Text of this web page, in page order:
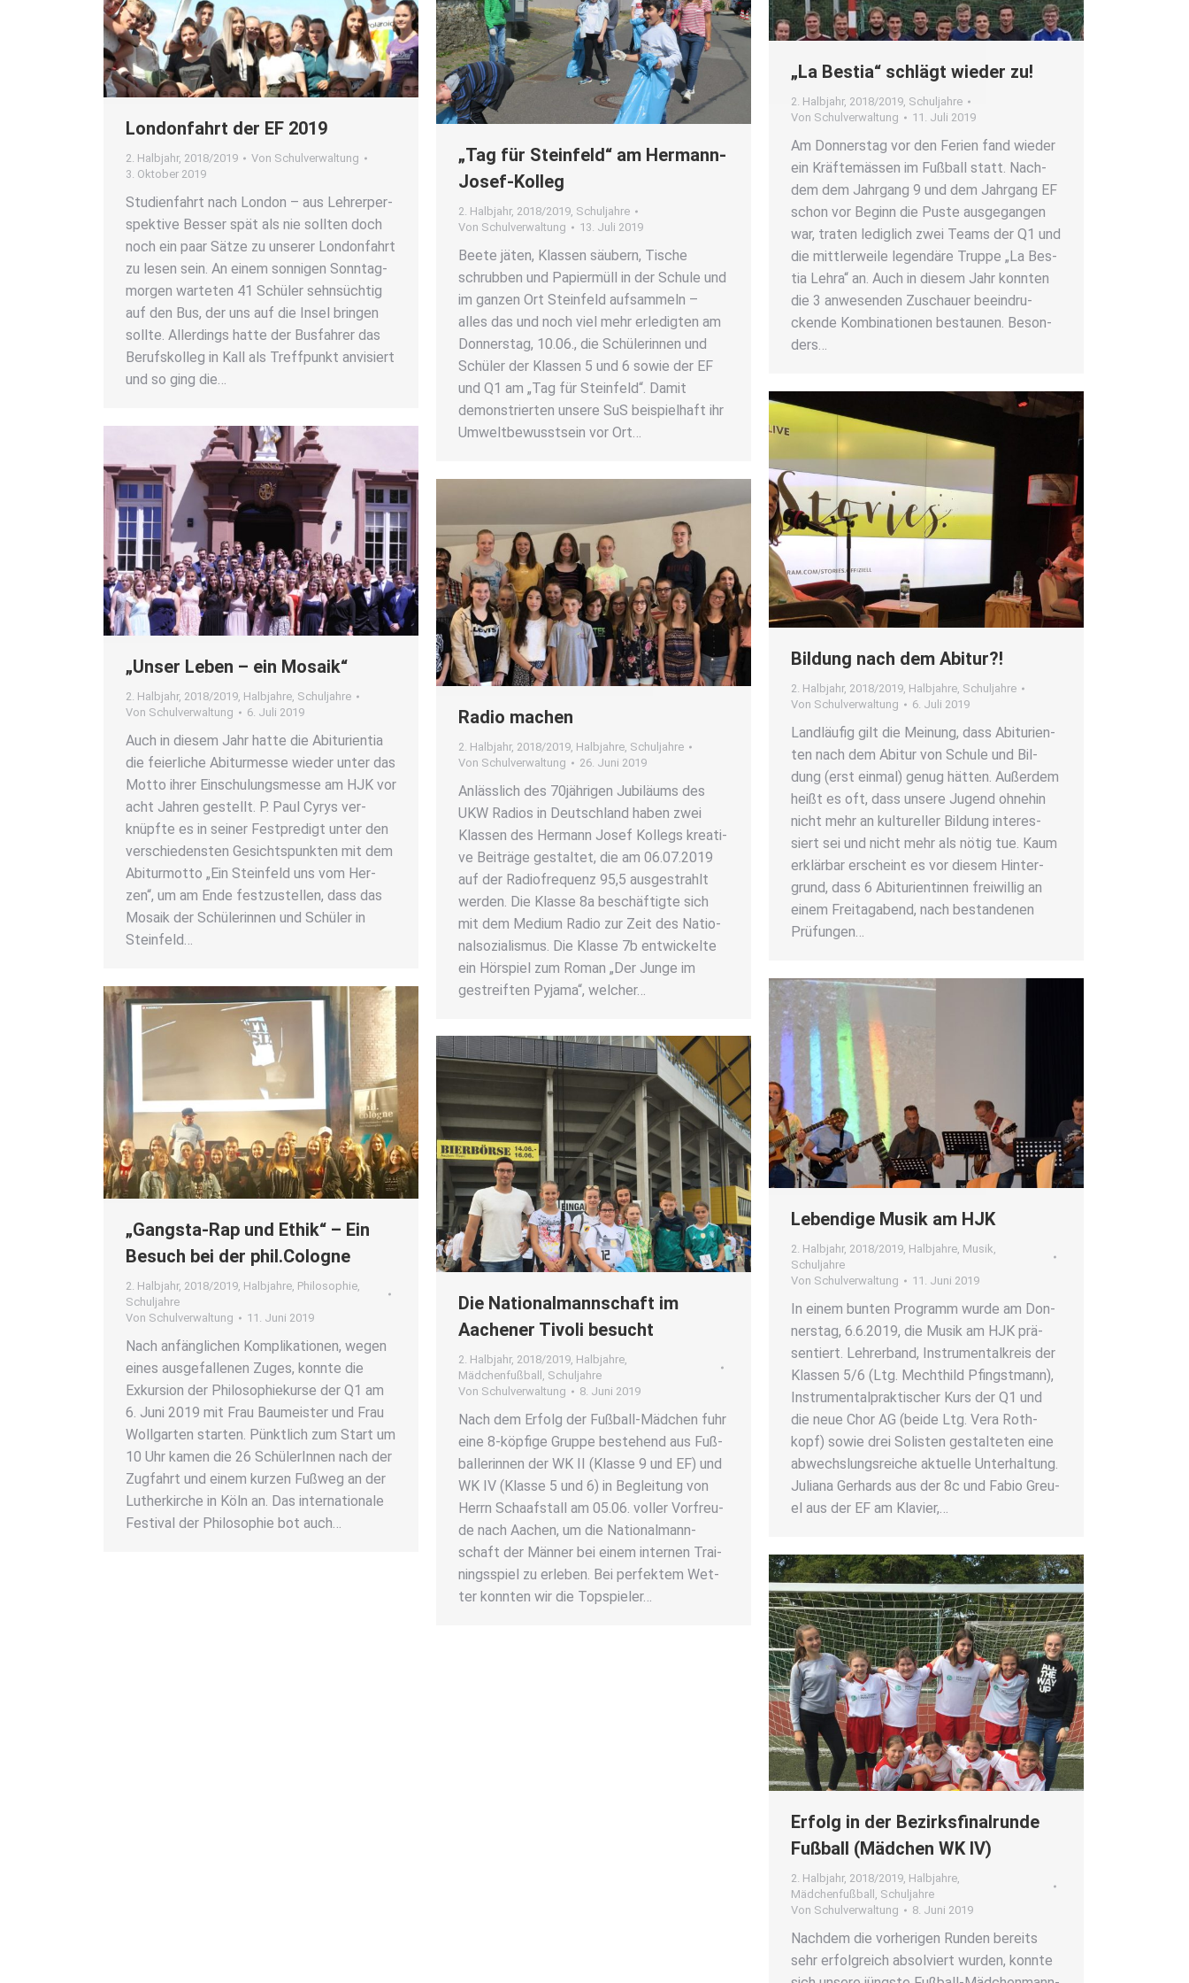
Lon­don­fahrt der EF 2019
2. Halbjahr, 2018/2019 Von Schulverwaltung
3. Oktober 2019
Stu­di­en­fahrt nach Lon­don – aus Leh­rer­per­
spek­ti­ve Bes­ser spät als nie soll­ten doch
noch ein paar Sät­ze zu unse­rer Lon­don­fahrt
zu lesen sein. An einem son­ni­gen Sonn­tag­
mor­gen war­te­ten 41 Schü­ler sehn­süch­tig
auf den Bus, der uns auf die Insel brin­gen
soll­te. Aller­dings hat­te der Bus­fah­rer das
Berufs­kol­leg in Kall als Treff­punkt anvi­siert
und so ging die…
„Tag für Stein­feld“ am Her­mann-
Josef-Kol­leg
2. Halbjahr, 2018/2019, Schuljahre
Von Schulverwaltung 13. Juli 2019
Bee­te jäten, Klas­sen säu­bern, Tische
schrub­ben und Papier­müll in der Schu­le und
im gan­zen Ort Stein­feld auf­sam­meln –
alles das und noch viel mehr erle­dig­ten am
Don­ners­tag, 10.06., die Schü­le­rin­nen und
Schü­ler der Klas­sen 5 und 6 sowie der EF
und Q1 am „Tag für Stein­feld“. Damit
demons­trier­ten unse­re SuS bei­spiel­haft ihr
Umwelt­be­wusst­sein vor Ort…
„La Bes­tia“ schlägt wie­der zu!
2. Halbjahr, 2018/2019, Schuljahre
Von Schulverwaltung 11. Juli 2019
Am Don­ners­tag vor den Feri­en fand wie­der
ein Kräf­te­mäs­sen im Fuß­ball statt. Nach­
dem dem Jahr­gang 9 und dem Jahr­gang EF
schon vor Beginn die Pus­te aus­ge­gan­gen
war, tra­ten ledig­lich zwei Teams der Q1 und
die mitt­ler­wei­le legen­dä­re Trup­pe „La Bes­
tia Lehra“ an. Auch in die­sem Jahr konn­ten
die 3 anwe­sen­den Zuschau­er beein­dru­
cken­de Kom­bi­na­tio­nen bestau­nen. Beson­
ders…
Bil­dung nach dem Abitur?!
2. Halbjahr, 2018/2019, Halbjahre, Schuljahre
Von Schulverwaltung 6. Juli 2019
Land­läu­fig gilt die Mei­nung, dass Abitu­ri­en­
ten nach dem Abitur von Schu­le und Bil­
dung (erst ein­mal) genug hät­ten. Außer­dem
heißt es oft, dass unse­re Jugend ohne­hin
nicht mehr an kul­tu­rel­ler Bil­dung inter­es­
siert sei und nicht mehr als nötig tue. Kaum
erklär­bar erscheint es vor die­sem Hin­ter­
grund, dass 6 Abitu­ri­en­tin­nen frei­wil­lig an
einem Frei­tag­abend, nach bestan­de­nen
Prü­fun­gen…
„Unser Leben – ein Mosa­ik“
2. Halbjahr, 2018/2019 Halbjahre Schuljahre
Von Schulverwaltung 6. Juli 2019
Auch in die­sem Jahr hat­te die Abitu­ri­en­tia
die fei­er­li­che Abitur­mes­se wie­der unter das
Mot­to ihrer Ein­schu­lungs­mes­se am HJK vor
acht Jah­ren gestellt. P. Paul Cyrys ver­
knüpf­te es in sei­ner Fest­pre­digt unter den
ver­schie­dens­ten Gesichts­punk­ten mit dem
Abitur­mot­to „Ein Stein­feld uns vom Her­
zen“, um am Ende fest­zu­stel­len, dass das
Mosa­ik der Schü­le­rin­nen und Schü­ler in
Stein­feld…
Radio machen
2. Halbjahr, 2018/2019 Halbjahre Schuljahre
Von Schulverwaltung 26. Juni 2019
Anläss­lich des 70jährigen Jubi­lä­ums des
UKW Radi­os in Deutsch­land haben zwei
Klas­sen des Her­mann Josef Kol­legs krea­ti­
ve Bei­trä­ge gestal­tet, die am 06.07.2019
auf der Radio­fre­quenz 95,5 aus­ge­strahlt
wer­den. Die Klas­se 8a beschäf­tig­te sich
mit dem Medi­um Radio zur Zeit des Natio­
nal­so­zia­lis­mus. Die Klas­se 7b ent­wi­ckel­te
ein Hör­spiel zum Roman „Der Jun­ge im
gestreif­ten Pyja­ma“, wel­cher…
Leben­di­ge Musik am HJK
2. Halbjahr, 2018/2019 Halbjahre Musik
Schuljahre
Von Schulverwaltung 11. Juni 2019
In einem bun­ten Pro­gramm wur­de am Don­
ners­tag, 6.6.2019, die Musik am HJK prä­
sen­tiert. Leh­rer­band, Instru­men­tal­kreis der
Klas­sen 5/6 (Ltg. Mecht­hild Pfingst­mann),
Instru­men­tal­prak­ti­scher Kurs der Q1 und
die neue Chor AG (bei­de Ltg. Vera Roth­
kopf) sowie drei Solis­ten gestal­te­ten eine
abwechs­lungs­rei­che aktu­el­le Unter­hal­tung.
Julia­na Ger­hards aus der 8c und Fabio Greu­
el aus der EF am Kla­vier,…
„Gangs­ta-Rap und Ethik“ – Ein
Besuch bei der phil.Cologne
2. Halbjahr, 2018/2019 Halbjahre Philosophie
Schuljahre
Von Schulverwaltung 11. Juni 2019
Nach anfäng­li­chen Kom­pli­ka­tio­nen, wegen
eines aus­ge­fal­le­nen Zuges, konn­te die
Exkur­si­on der Phi­lo­so­phie­kur­se der Q1 am
6. Juni 2019 mit Frau Bau­meis­ter und Frau
Woll­gar­ten star­ten. Pünkt­lich zum Start um
10 Uhr kamen die 26 Schü­le­rIn­nen nach der
Zug­fahrt und einem kur­zen Fuß­weg an der
Luther­kir­che in Köln an. Das inter­na­tio­na­le
Fes­ti­val der Phi­lo­so­phie bot auch…
Die Natio­nal­mann­schaft im
Aache­ner Tivo­li besucht
2. Halbjahr, 2018/2019, Halbjahre,
Mädchenfußball , Schuljahre
Von Schulverwaltung 8. Juni 2019
Nach dem Erfolg der Fuß­­ball-Mäd­chen fuhr
eine 8‑köpfige Grup­pe bestehend aus Fuß­
bal­le­rin­nen der WK II (Klas­se 9 und EF) und
WK IV (Klas­se 5 und 6) in Beglei­tung von
Herrn Schaaf­stall am 05.06. vol­ler Vor­freu­
de nach Aachen, um die Natio­nal­mann­
schaft der Män­ner bei einem inter­nen Trai­
nings­spiel zu erle­ben. Bei per­fek­tem Wet­
ter konn­ten wir die Top­spie­ler…
Erfolg in der Bezirks­fi­nal­run­de
Fuß­ball (Mäd­chen WK IV)
2. Halbjahr, 2018/2019, Halbjahre,
Mädchenfußball , Schuljahre
Von Schulverwaltung 8. Juni 2019
Nach­dem die vor­he­ri­gen Run­den bereits
sehr erfolg­reich absol­viert wur­den, konn­te